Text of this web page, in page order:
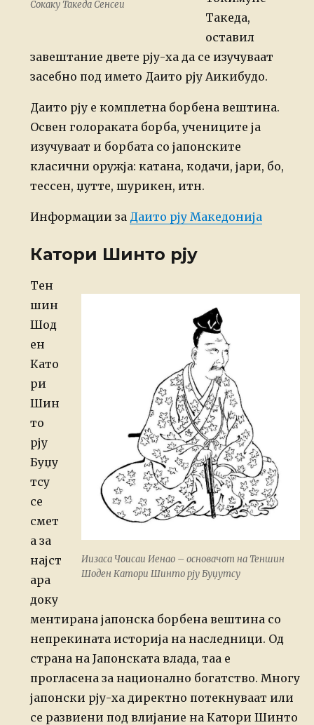
Сокаку Такеда Сенсеи
Такеда,
оставил
завештание двете рју-ха да се изучуваат
засебно под името Даито рју Аикибудо.
Даито рју е комплетна борбена вештина.
Освен голораката борба, учениците ја
изучуваат и борбата со јапонските
класични оружја: катана, кодачи, јари, бо,
тессен, џутте, шурикен, итн.
Информации за Даито рју Македонија
Катори Шинто рју
Posted
on
Иизаса Чоисаи Иенао – основачот на Теншин
Шоден Катори Шинто рју Буџутсу
Тен
шин
Шод
ен
Като
ри
Шин
то
рју
Буџу
тсу
се
смет
а за
најст
ара
доку
ментирана јапонска борбена вештина со
непрекината историја на наследници. Од
страна на Јапонската влада, таа е
прогласена за национално богатство. Многу
јапонски рју-ха директно потекнуваат или
се развиени под влијание на Катори Шинто